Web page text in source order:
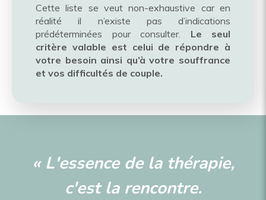
Cette liste se veut non-exhaustive car en
réalité il n’existe pas d’indications
prédéterminées pour consulter. Le seul
critère valable est celui de répondre à
votre besoin ainsi qu’à votre souffrance
et vos difficultés de couple.
« L'essence de la thérapie,
c'est la rencontre.